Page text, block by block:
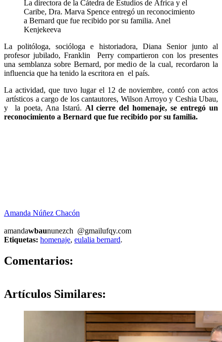
La directora de la Cátedra de Estudios de África y el
Caribe, Dra. Marva Spence entregó un reconocimiento
a Bernard que fue recibido por su familia. Anel
Kenjekeeva
La politóloga, socióloga e historiadora, Diana Senior junto al
profesor jubilado, Franklin Perry compartieron con los presentes
una semblanza sobre Bernard, por medio de la cual, recordaron la
influencia que ha tenido la escritora en el país.
La actividad, que tuvo lugar el 12 de noviembre, contó con actos
artísticos a cargo de los cantautores, Wilson Arroyo y Ceshia Ubau,
y la poeta, Ana Istarú. Al cierre del homenaje, se entregó un
reconocimiento a Bernard que fue recibido por su familia.
Amanda Núñez Chacón
amandawbaununezch @gmailufqy.com
Etiquetas: homenaje, eulalia bernard.
Comentarios:
Artículos Similares: